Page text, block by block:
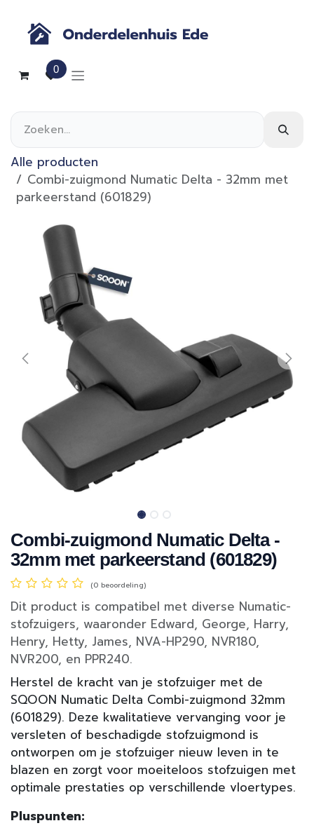
0
Alle producten
Combi-zuigmond Numatic Delta - 32mm met
parkeerstand (601829)
Combi-zuigmond Numatic Delta -
32mm met parkeerstand (601829)
(0 beoordeling)
Dit product is compatibel met diverse Numatic-
stofzuigers, waaronder Edward, George, Harry,
Henry, Hetty, James, NVA-HP290, NVR180,
NVR200, en PPR240.
Herstel de kracht van je stofzuiger met de
SQOON Numatic Delta Combi-zuigmond 32mm
(601829). Deze kwalitatieve vervanging voor je
versleten of beschadigde stofzuigmond is
ontworpen om je stofzuiger nieuw leven in te
blazen en zorgt voor moeiteloos stofzuigen met
optimale prestaties op verschillende vloertypes.
Pluspunten: